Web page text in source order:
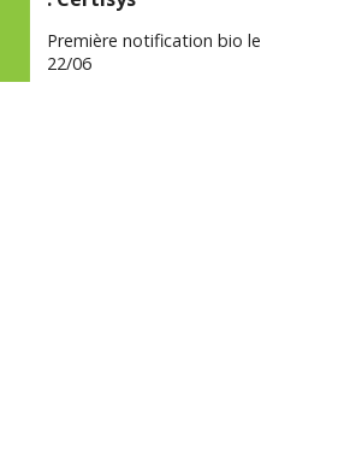
Première notification bio le
22/06